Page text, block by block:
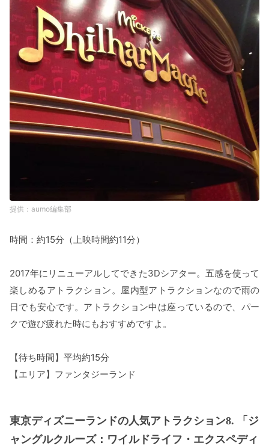
aumo編集部
時間：約15分（上映時間約11分）
2017年にリニューアルしてできた3Dシアター。五感を使って
楽しめるアトラクション。屋内型アトラクションなので雨の
日でも安心です。アトラクション中は座っているので、パー
クで遊び疲れた時にもおすすめですよ。
【待ち時間】平均約15分
【エリア】ファンタジーランド
東京ディズニーランドの人気アトラクション8. 「ジ
ャングルクルーズ：ワイルドライフ・エクスペディ